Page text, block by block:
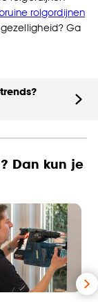
rolgordijnen
Ga
Dan kun je